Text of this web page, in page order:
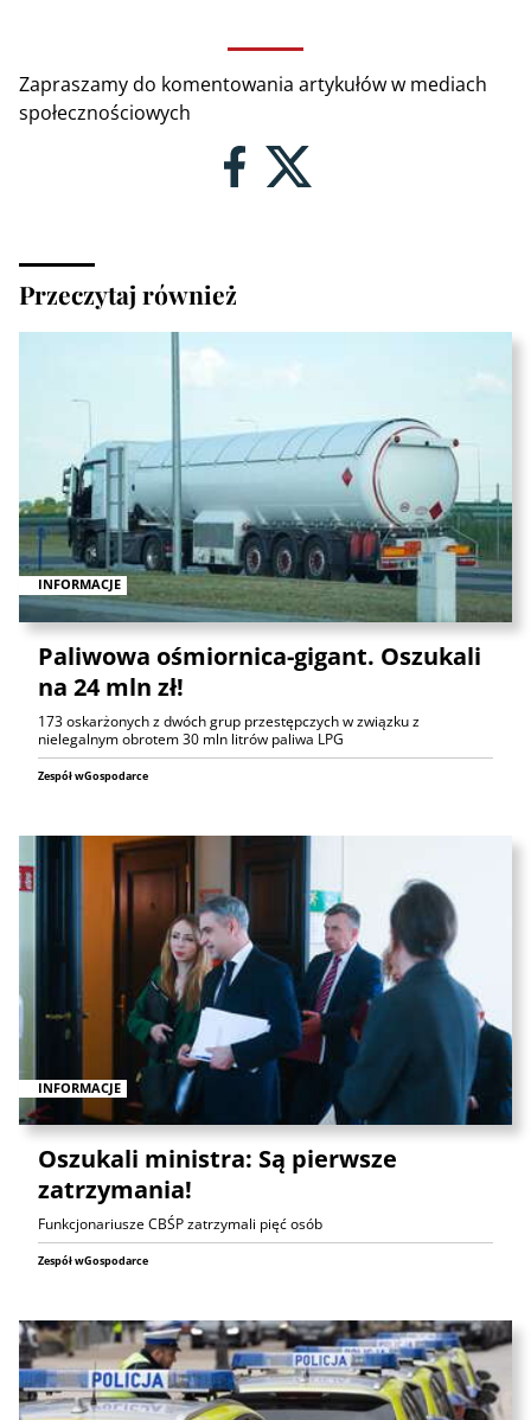
Zapraszamy do komentowania artykułów w mediach
społecznościowych
Przeczytaj również
INFORMACJE
Paliwowa ośmiornica-gigant. Oszukali
na 24 mln zł!
173 oskarżonych z dwóch grup przestępczych w związku z
nielegalnym obrotem 30 mln litrów paliwa LPG
Zespół wGospodarce
INFORMACJE
Oszukali ministra: Są pierwsze
zatrzymania!
Funkcjonariusze CBŚP zatrzymali pięć osób
Zespół wGospodarce